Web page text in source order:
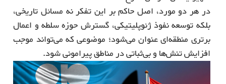
در هر دو مورد، اصل حاکم بر این تفکر نه مسائل تاریخی،
بلکه توسعه نفوذ ژئوپلیتیکی، گسترش حوزه سلطه و اعمال
برتری منطقه‌ای عنوان می‌شود؛ موضوعی که می‌تواند موجب
افزایش تنش‌ها و بی‌ثباتی در مناطق پیرامونی شود.